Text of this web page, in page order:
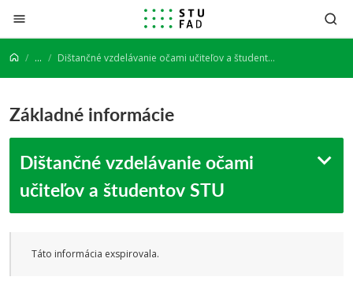
Prejsť na obsah
... Dištančné vzdelávanie očami učiteľov a študentov STU
Základné informácie
Dištančné vzdelávanie očami
učiteľov a študentov STU
Táto informácia exspirovala.